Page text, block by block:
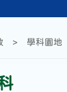
> 學科園地